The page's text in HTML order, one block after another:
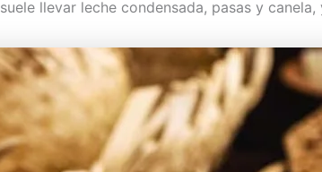
suele llevar leche condensada, pasas y